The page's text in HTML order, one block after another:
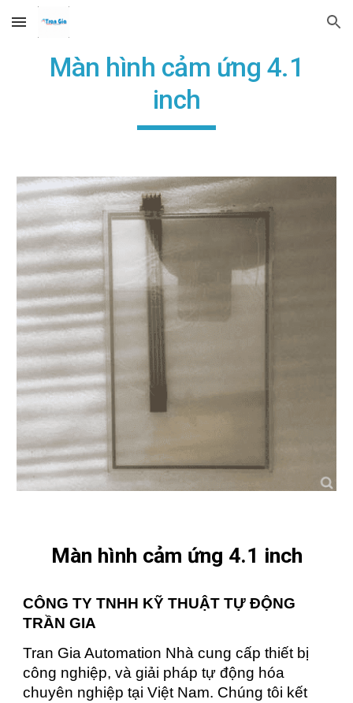
Skip to main content Skip to navigation
Màn hình cảm ứng 4.1
inch
Màn hình cảm ứng 4.1 inch
CÔNG TY TNHH KỸ THUẬT TỰ ĐỘNG
TRẦN GIA
Tran Gia Automation Nhà cung cấp thiết bị
công nghiệp, và giải pháp tự động hóa
chuyên nghiệp tại Việt Nam. Chúng tôi kết